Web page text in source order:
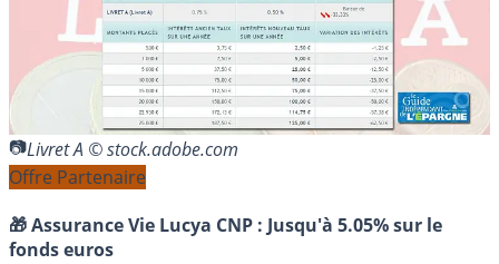
Livret A © stock.adobe.com
Offre Partenaire
🎁 Assurance Vie Lucya CNP : Jusqu'à 5.05% sur le
fonds euros